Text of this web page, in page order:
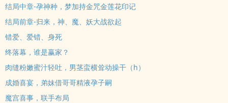
命。
立意：心存大爱
「没有cp，有番外」
结局中章-孕神种，梦加持金咒金莲花印记
结局前章-归来，神、魔、妖大战欲起
错爱、爱错、身死
终落幕，谁是赢家？
‌肉‎‌缝‎粉嫩蜜汁轻吐，男茎蛮横耸动操干（h）
成婚喜宴，弟妹借哥哥‎‎‌精‍液‎孕子嗣
魔宫喜事，联手布局